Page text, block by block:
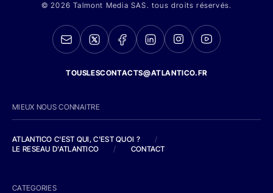
© 2026 Talmont Media SAS. tous droits réservés.
TOUSLESCONTACTS@ATLANTICO.FR
MIEUX NOUS CONNAITRE
ATLANTICO C'EST QUI, C'EST QUOI ?
/
LE RESEAU D'ATLANTICO
/ CONTACT
CATEGORIES